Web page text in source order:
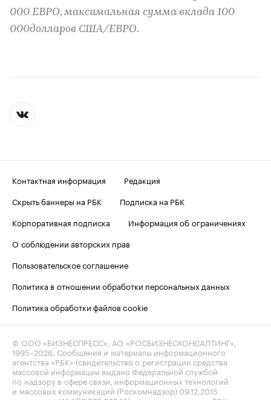
000 ЕВРО, максимальная сумма вклада 100
000долларов США/ЕВРО.
Контактная информация
Редакция
Скрыть баннеры на РБК
Подписка на РБК
Корпоративная подписка
Информация об ограничениях
О соблюдении авторских прав
Пользовательское соглашение
Политика в отношении обработки персональных данных
Политика обработки файлов cookie
© ООО «БИЗНЕСПРЕСС», АО «РОСБИЗНЕСКОНСАЛТИНГ»,
1995–2026 . Сообщения и материалы информационного
агентства «РБК» (свидетельство о регистрации средства
массовой информации выдано Федеральной службой
по надзору в сфере связи, информационных технологий
и массовых коммуникаций (Роскомнадзор) 09.12.2015